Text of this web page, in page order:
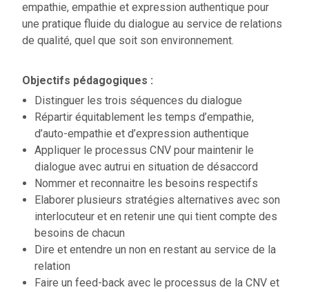
empathie, empathie et expression authentique pour
une pratique fluide du dialogue au service de relations
de qualité, quel que soit son environnement.
Objectifs pédagogiques :
Distinguer les trois séquences du dialogue
Répartir équitablement les temps d’empathie,
d’auto-empathie et d’expression authentique
Appliquer le processus CNV pour maintenir le
dialogue avec autrui en situation de désaccord
Nommer et reconnaitre les besoins respectifs
Elaborer plusieurs stratégies alternatives avec son
interlocuteur et en retenir une qui tient compte des
besoins de chacun
Dire et entendre un non en restant au service de la
relation
Faire un feed-back avec le processus de la CNV et